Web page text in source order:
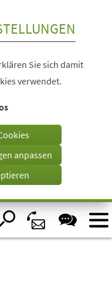
Sie sich damit
verwendet.
anpassen